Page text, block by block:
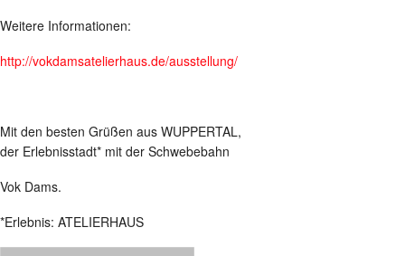
Weitere Informationen:
http://vokdamsatelierhaus.de/ausstellung/
Mit den besten Grüßen aus WUPPERTAL,
der Erlebnisstadt* mit der Schwebebahn
Vok Dams.
*Erlebnis: ATELIERHAUS